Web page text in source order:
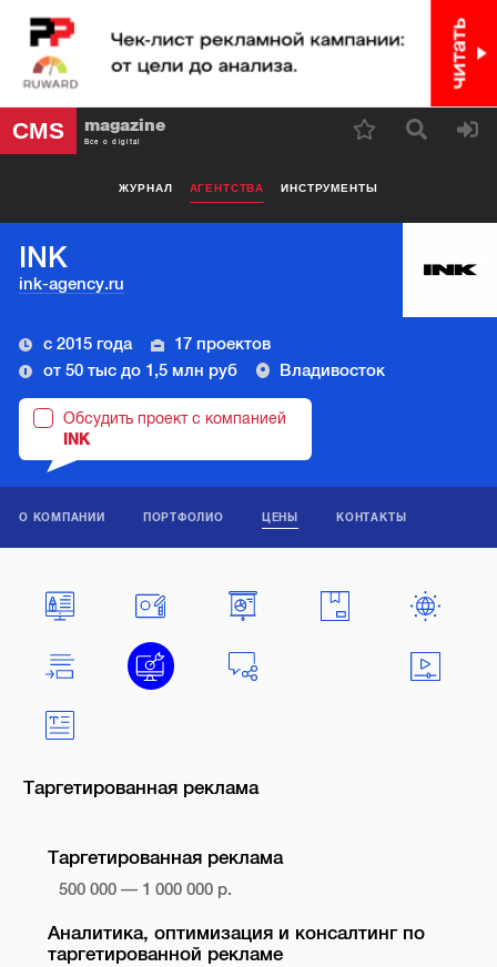
CMS magazine
Все о digital
ЖУРНАЛ АГЕНТСТВА ИНСТРУМЕНТЫ
INK
ink-agency.ru
с 2015 года
17 проектов
от 50 тыс до 1,5 млн руб
Владивосток
Обсудить проект с компанией
INK
О КОМПАНИИ ПОРТФОЛИО ЦЕНЫ КОНТАКТЫ
Таргетированная реклама
Таргетированная реклама
500 000 — 1 000 000 р.
Аналитика, оптимизация и консалтинг по
таргетированной рекламе